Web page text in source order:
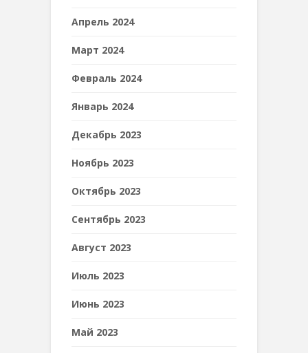
Апрель 2024
Март 2024
Февраль 2024
Январь 2024
Декабрь 2023
Ноябрь 2023
Октябрь 2023
Сентябрь 2023
Август 2023
Июль 2023
Июнь 2023
Май 2023